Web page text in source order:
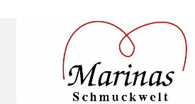
Navigation